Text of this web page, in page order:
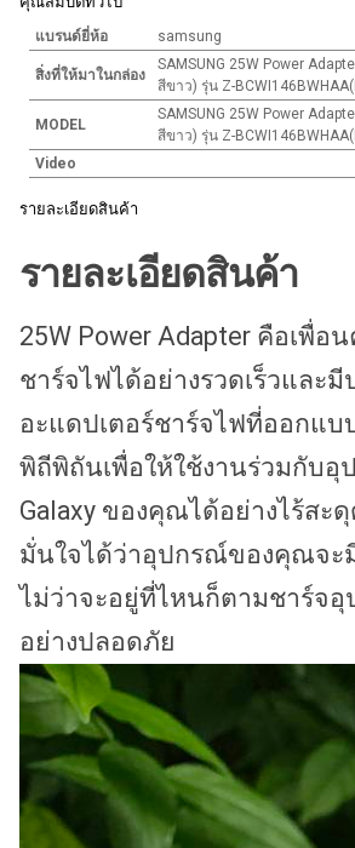
แบรนด์ยี่ห้อ samsung
สิ่งที่ให้มาในกล่อง
SAMSUNG 25W Power
สีขาว) รุ่น Z-
MODEL
SAMSUNG 25W Power
สีขาว) รุ่น Z-
Video
รายละเอียดสินค้า
รายละเอียดสินค้า
25W Power Adapter คือเพื่อ
ชาร์จไฟได้อย่างรวดเร็วและ
อะแดปเตอร์ชาร์จไฟที่ออกแบ
พิถีพิถันเพื่อให้ใช้งานร่วมกับอุ
Galaxy ของคุณได้อย่างไร้สะ
มั่นใจได้ว่าอุปกรณ์ของคุณจะ
ไม่ว่าจะอยู่ที่ไหนก็ตามชาร์จ
อย่างปลอดภัย